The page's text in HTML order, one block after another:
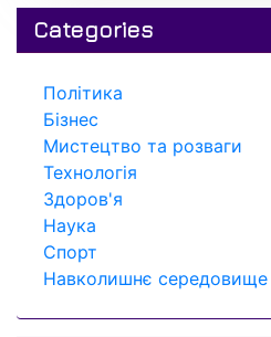
Categories
Політика
Бізнес
Мистецтво та розваги
Технологія
Здоров'я
Наука
Спорт
Навколишнє середовище